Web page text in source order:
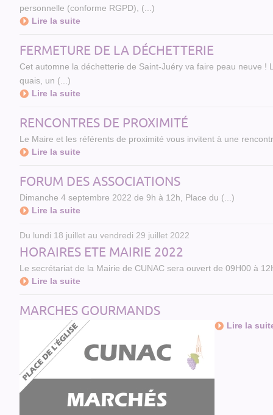
personnelle (conforme RGPD), (...)
Lire la suite
FERMETURE DE LA DÉCHETTERIE
Cet automne la déchetterie de Saint-Juéry va faire peau neuve
quais, un (...)
Lire la suite
RENCONTRES DE PROXIMITÉ
Le Maire et les référents de proximité vous invitent à une
Lire la suite
FORUM DES ASSOCIATIONS
Dimanche 4 septembre 2022 de 9h à 12h, Place du (...)
Lire la suite
Du lundi 18 juillet au vendredi 29 juillet 2022
HORAIRES ETE MAIRIE 2022
Le secrétariat de la Mairie de CUNAC sera ouvert de 09H00 à
Lire la suite
MARCHES GOURMANDS
Lire la